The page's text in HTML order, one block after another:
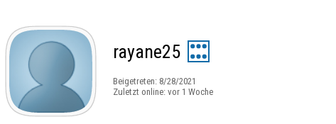
rayane25
Beigetreten: 8/28/2021
Zuletzt online: vor 1 Woche